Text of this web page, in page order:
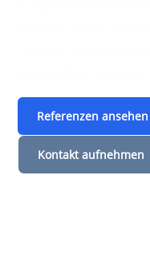
Referenzen ansehen
Kontakt aufnehmen